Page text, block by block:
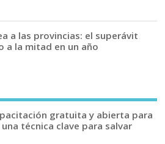
a las provincias: el superávit
a la mitad en un año
gratuita y abierta para
una técnica clave para salvar